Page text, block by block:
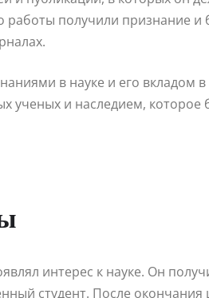
получили признание и
в науке и его вкладом в
ученых и наследием, которое
интерес к науке. Он
студент. После